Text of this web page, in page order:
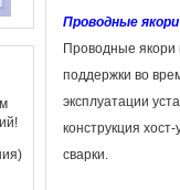
Проводные якори
Проводные якори
поддержки во
эксплуатации
конструкция
сварки.